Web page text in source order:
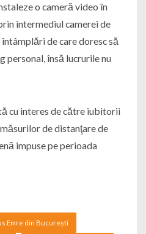
o cameră video în
intermediul camerei de
de care doresc să
personal, însă lucrurile nu
cu interes de către iubitorii
de distanţare de
impuse pe perioada
Emre din București